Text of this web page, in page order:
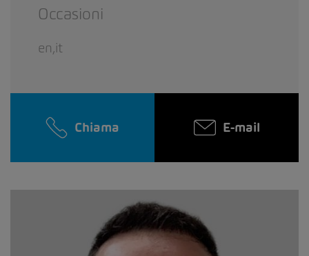
Occasioni
en,it
Chiama E-mail